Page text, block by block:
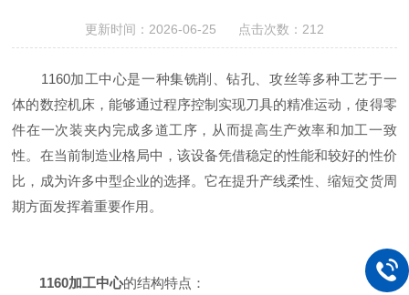
更新时间：2026-06-25 点击次数：212
1160加工中心是一种集铣削、钻孔、攻丝等多种工艺于一
体的数控机床，能够通过程序控制实现刀具的精准运动，使得零
件在一次装夹内完成多道工序，从而提高生产效率和加工一致
性。在当前制造业格局中，该设备凭借稳定的性能和较好的性价
比，成为许多中型企业的选择。它在提升产线柔性、缩短交货周
期方面发挥着重要作用。
1160加工中心的结构特点：